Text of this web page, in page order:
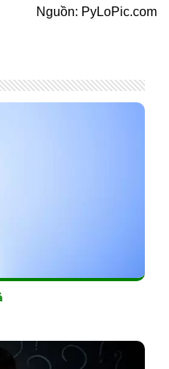
Nguồn: PyLoPic.com